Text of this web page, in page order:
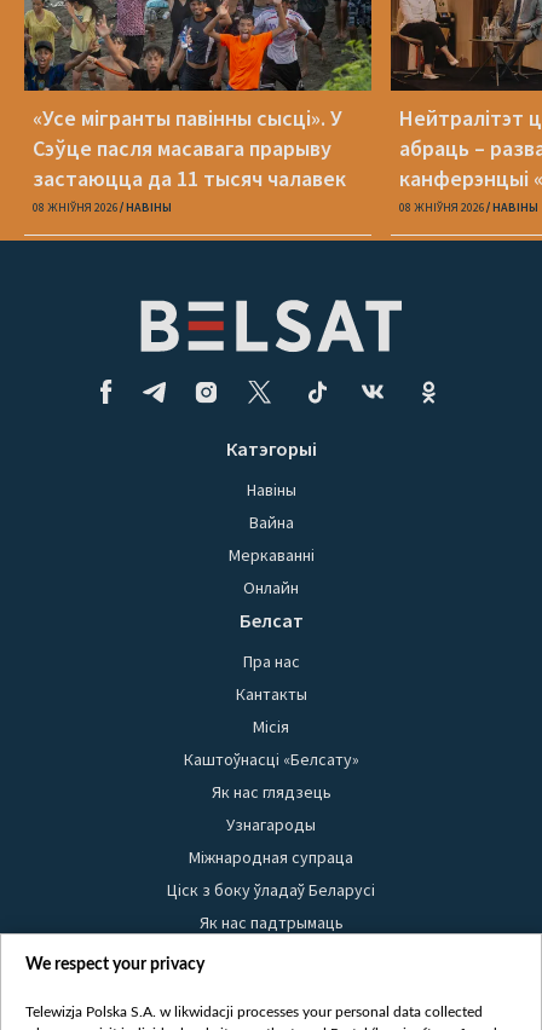
«Усе мігранты павінны сысці». У
Сэўце пасля масавага прарыву
застаюцца да 11 тысяч чалавек
08 ЖНІЎНЯ 2026 НАВІНЫ
Нейтралітэт
абраць –
канферэнцыі
08 ЖНІЎНЯ 2026 НАВІНЫ
Катэгорыі
Навіны
Вайна
Меркаванні
Онлайн
Белсат
Пра нас
Кантакты
Місія
Каштоўнасці «Белсату»
Як нас глядзець
Узнагароды
Міжнародная супраца
Ціск з боку ўладаў Беларусі
Як нас падтрымаць
Правілы выкарыстання матэрыялаў
Бяспека
We respect your privacy
Telewizja Polska S.A. w likwidacji processes your personal data collected